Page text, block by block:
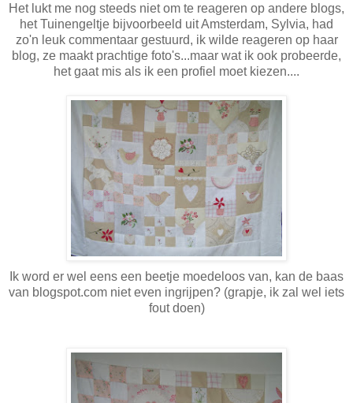
Het lukt me nog steeds niet om te reageren op andere blogs,
het Tuinengeltje bijvoorbeeld uit Amsterdam, Sylvia, had
zo'n leuk commentaar gestuurd, ik wilde reageren op haar
blog, ze maakt prachtige foto's...maar wat ik ook probeerde,
het gaat mis als ik een profiel moet kiezen....
Ik word er wel eens een beetje moedeloos van, kan de baas
van blogspot.com niet even ingrijpen? (grapje, ik zal wel iets
fout doen)